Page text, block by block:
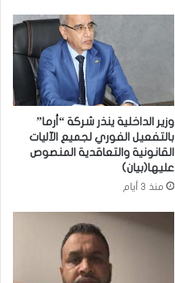
وزير الداخلية ينذر شركة “أرما”
بالتفعيل الفوري لجميع الآليات
القانونية والتعاقدية المنصوص
عليها(بيان)
منذ 3 أيام